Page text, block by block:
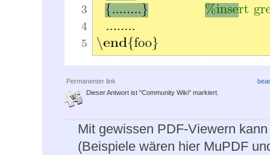
Permanenter link
Dieser Antwort ist "Community Wiki" markiert.
Mit gewissen PDF-Viewern
(Beispiele wären hier MuPDF